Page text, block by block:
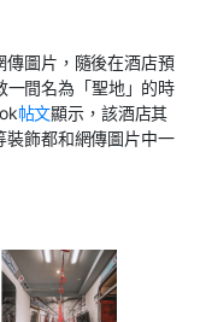
傳圖片，隨後在酒店預
一間名為「聖地」的時
帖文顯示，該酒店其
裝飾都和網傳圖片中一